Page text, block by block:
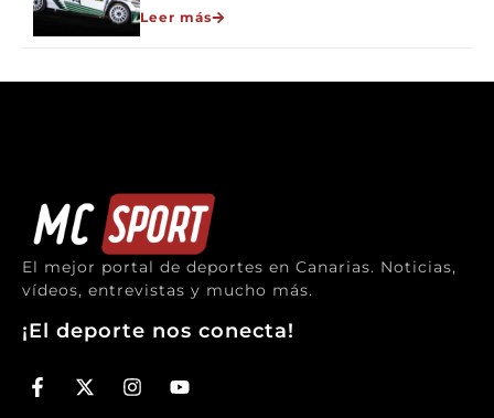
Leer más
El mejor portal de deportes en Canarias. Noticias,
vídeos, entrevistas y mucho más.
¡El deporte nos conecta!